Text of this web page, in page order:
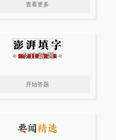
查看更多
开始答题